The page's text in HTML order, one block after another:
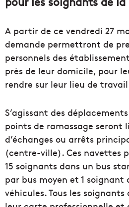
A partir de ce vendredi 27
demande permettront de
personnels des
près de leur domicile, pour
rendre sur leur lieu de
S’agissant des
points de ramassage seront
d’échanges ou arrêts
(centre-ville). Ces navettes
15 soignants dans un bus
par bus moyen et 1 soignant
véhicules. Tous les